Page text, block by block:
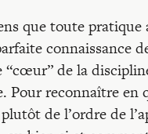
que toute pratique
connaissance
“cœur” de la
Pour reconnaître en
de l’ordre de